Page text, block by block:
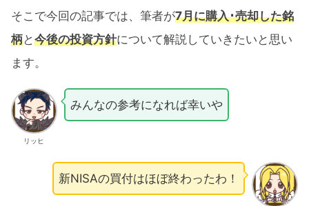
そこで今回の記事では、筆者が7月に購入･売却した銘
柄と今後の投資方針について解説していきたいと思い
ます。
リッヒ
みんなの参考になれば幸いや
新NISAの買付はほぼ終わったわ！